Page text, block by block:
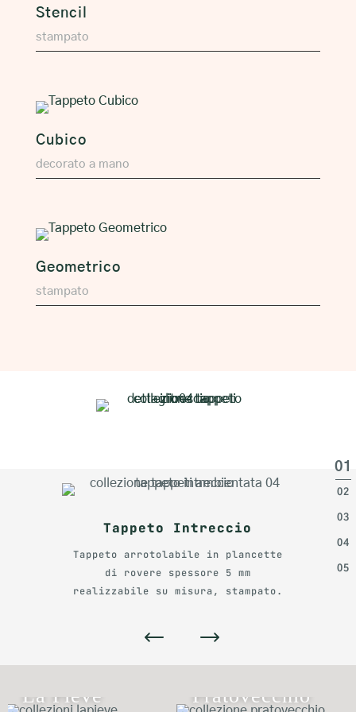
Stencil
stampato
Cubico
decorato a mano
Geometrico
stampato
Tappeto Intreccio
Tappeto arrotolabile in plancette
di rovere spessore 5 mm
realizzabile su misura, stampato.
Pratovecchio